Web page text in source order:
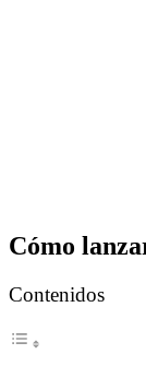
Cómo
Contenidos